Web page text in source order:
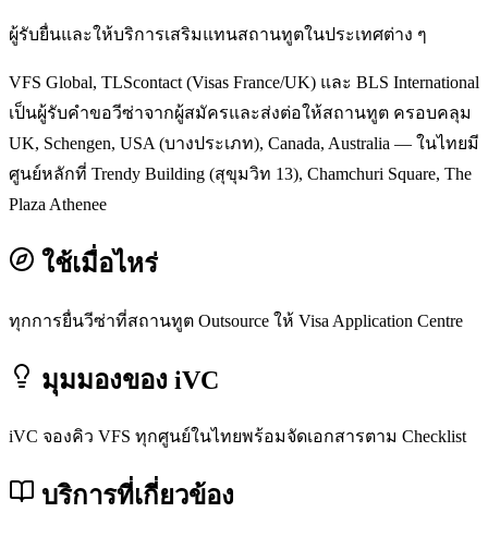
ผู้รับยื่นและให้บริการเสริมแทนสถานทูตในประเทศต่าง ๆ
VFS Global, TLScontact (Visas France/UK) และ BLS International
เป็นผู้รับคำขอวีซ่าจากผู้สมัครและส่งต่อให้สถานทูต ครอบคลุม
UK, Schengen, USA (บางประเภท), Canada, Australia — ในไทยมี
ศูนย์หลักที่ Trendy Building (สุขุมวิท 13), Chamchuri Square, The
Plaza Athenee
ใช้เมื่อไหร่
ทุกการยื่นวีซ่าที่สถานทูต Outsource ให้ Visa Application Centre
มุมมองของ iVC
iVC จองคิว VFS ทุกศูนย์ในไทยพร้อมจัดเอกสารตาม Checklist
บริการที่เกี่ยวข้อง